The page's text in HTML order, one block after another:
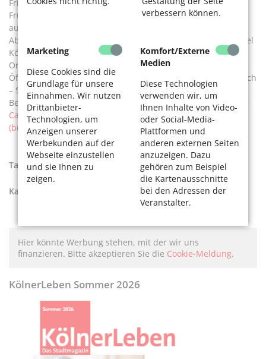
verbessern können.
Marketing
Diese Cookies sind die
Grundlage für unsere
Einnahmen. Wir nutzen
Drittanbieter-
Technologien, um
Anzeigen unserer
Werbekunden auf der
Webseite einzustellen
und sie Ihnen zu
zeigen.
Komfort/Externe
Medien
Diese Technologien
verwenden wir, um
Ihnen Inhalte von Video-
oder Social-Media-
Plattformen und
anderen externen Seiten
anzuzeigen. Dazu
gehören zum Beispiel
die Kartenausschnitte
bei den Adressen der
Veranstalter.
Fridolin Omas Wohnzimmer wilkommen. Ein reichhaltiges
Frühstück, haugemachter Kuchen und Omis Stullen stehen
auf der Karte neben einem wechselnden Mittagstisch.
Abends gibt es auch in der Außengastro kleine Snacks, Gaffel
Kölsch und Cocktails.
Ort:
Bürgerzentrum Ehrenfeld, Venloer Str. 429, 50825 Köln
Öffnungszeiten: Sonntag – Dienstag 10 – 21 Uhr und Mittwoch
– Samstag 10–23 Uhr,Mittagstisch 12 – 15 Uhr für 8,50 Euro
Bestellungen und Infos: 0221 / 16 800 70 12, cafe@bueze.de
Café Fridolin – BüzE – Bürgerzentrum Ehrenfeld e.V.
(bueze.de)
Tags: Biergärten , Sommer
Kategorien:
Hier könnte Werbung stehen, mit der wir uns
finanzieren. Bitte akzeptieren Sie die Cookie-Meldung.
KölnerLeben Sommer 2026